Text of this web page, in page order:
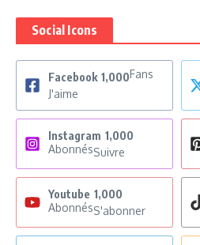
Social Icons
Facebook 1,000Fans
J'aime
Instagram 1,000
AbonnésSuivre
Youtube 1,000
AbonnésS'abonner